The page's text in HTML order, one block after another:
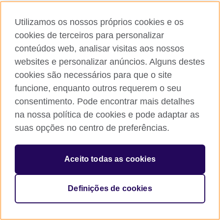
Partilhar
© 2026 British Council
The United Kingdom’s international organisation for cultural
209131 (England and Wales) SC037733 (Scotland)
British Council – Representação Permanente em Portugal.
Utilizamos os nossos próprios cookies e os
cookies de terceiros para personalizar
conteúdos web, analisar visitas aos nossos
websites e personalizar anúncios. Alguns destes
cookies são necessários para que o site
funcione, enquanto outros requerem o seu
consentimento. Pode encontrar mais detalhes
na nossa política de cookies e pode adaptar as
suas opções no centro de preferências.
Aceito todas as cookies
Definições de cookies